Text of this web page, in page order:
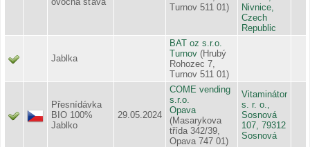
Turnov 511 01)
Nivnice,
Czech
Republic
Jablka
BAT oz s.r.o.
Turnov (Hrubý
Rohozec 7,
Turnov 511 01)
Přesnídávka
BIO 100%
Jablko
29.05.2024
COME vending
s.r.o.
Opava
(Masarykova
třída 342/39,
Opava 747 01)
Vitaminátor
s. r. o.,
Sosnová
107, 79312
Sosnová